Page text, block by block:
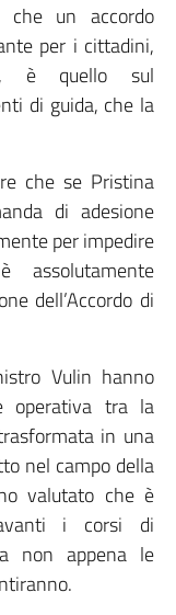
un accordo
per i cittadini,
è quello sul
di guida, che la
che se Pristina
di adesione
per impedire
assolutamente
dell’Accordo di
Vulin hanno
operativa tra la
in una
nel campo della
valutato che è
avanti i corsi di
non appena le